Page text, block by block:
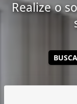
Realize o